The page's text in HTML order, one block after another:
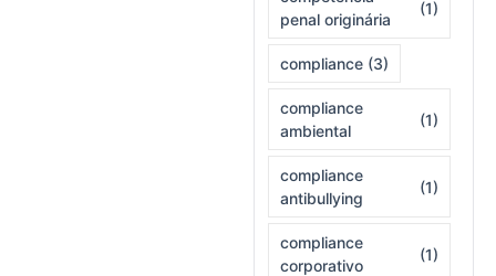
penal originária
(1)
compliance (3)
compliance
ambiental
(1)
compliance
antibullying
(1)
compliance
corporativo
(1)